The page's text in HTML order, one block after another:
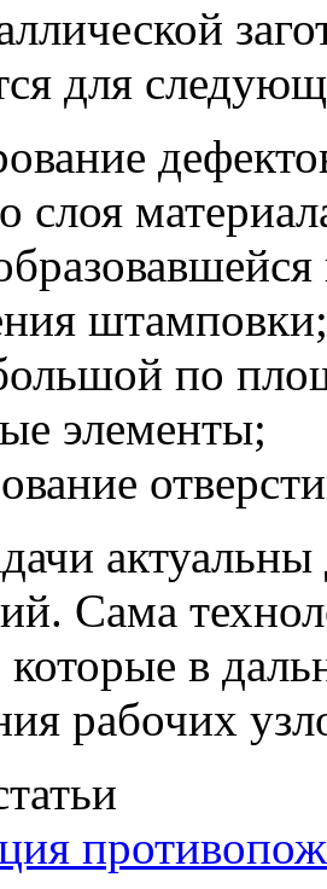
для
слоя
штамповки;
по
элементы;
Сама
которые в
рабочих